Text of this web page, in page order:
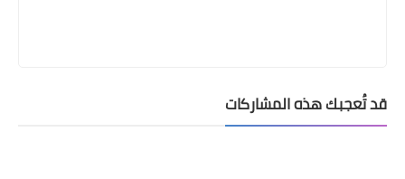
قد تُعجبك هذه المشاركات